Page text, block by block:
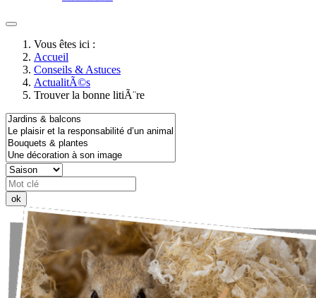
Vous êtes ici :
Accueil
Conseils & Astuces
ActualitÃ©s
Trouver la bonne litiÃ¨re
ok